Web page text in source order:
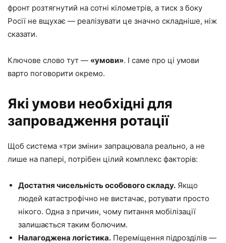
фронт розтягнутий на сотні кілометрів, а тиск з боку
Росії не вщухає — реалізувати це значно складніше, ніж
сказати.
Ключове слово тут — «умови». І саме про ці умови
варто поговорити окремо.
Які умови необхідні для
запровадження ротації
Щоб система «три зміни» запрацювала реально, а не
лише на папері, потрібен цілий комплекс факторів:
Достатня чисельність особового складу. Якщо
людей катастрофічно не вистачає, ротувати просто
нікого. Одна з причин, чому питання мобілізації
залишається таким болючим.
Налагоджена логістика. Переміщення підрозділів —